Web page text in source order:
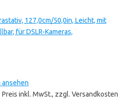
127,0cm/50,0in, Leicht, mit
für DSLR-Kameras,
ansehen
Preis inkl. MwSt., zzgl. Versandkosten